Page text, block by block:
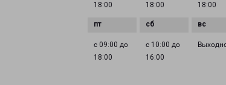
18:00
18:00
18:00
с 09:00 до
18:00
с 10:00 до
16:00